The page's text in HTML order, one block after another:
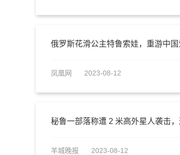
俄罗斯花滑公主特鲁索娃，重游中
凤凰网 2023-08-12
秘鲁一部落称遭 2 米高外星人袭击
羊城晚报 2023-08-12